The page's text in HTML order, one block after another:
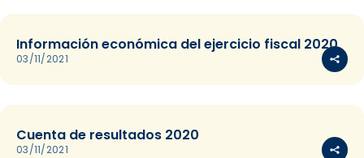
Información económica del ejercicio fiscal 2020
03/11/2021
Cuenta de resultados 2020
03/11/2021